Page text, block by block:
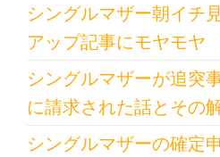
シングルマザー朝イチ
アップ記事にモヤモ
シングルマザーが追突
に請求された話とその
シングルマザーの確定